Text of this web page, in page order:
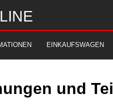
EINKAUFSWAGEN
und